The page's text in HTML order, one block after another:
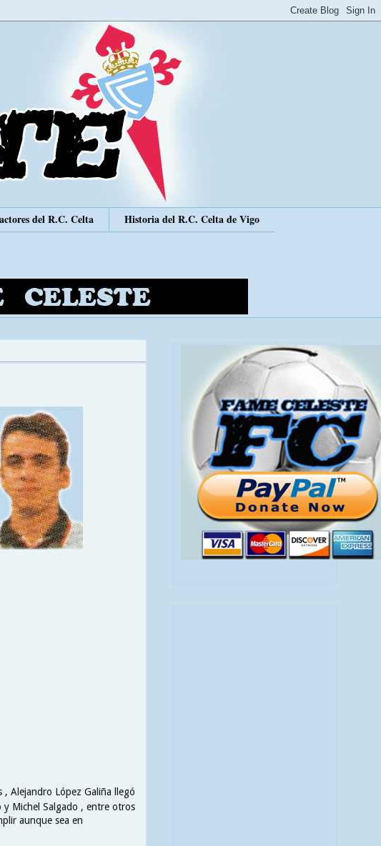
del R.C. Celta
Historia del R.C. Celta de Vigo
Alejandro López Galiña llegó
Michel Salgado , entre otros
aunque sea en